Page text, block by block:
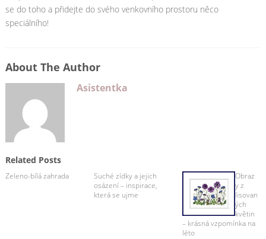
se do toho a přidejte do svého venkovního prostoru něco
speciálního!
About The Author
Asistentka
Related Posts
Zeleno-bílá zahrada
Suché zídky a jejich
osázení – inspirace,
která se ujme
Obraz
y z
lisovan
ých
květin
– krásná vzpomínka na
léto